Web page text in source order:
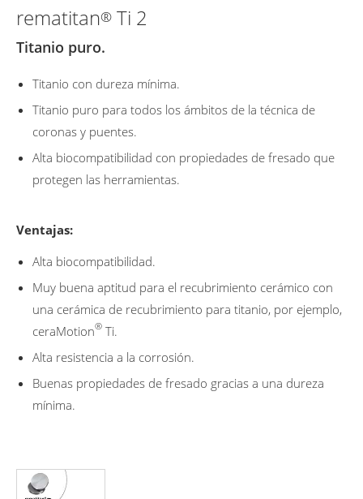
rematitan® Ti 2
Titanio puro.
Titanio con dureza mínima.
Titanio puro para todos los ámbitos de la técnica de
coronas y puentes.
Alta biocompatibilidad con propiedades de fresado que
protegen las herramientas.
Ventajas:
Alta biocompatibilidad.
Muy buena aptitud para el recubrimiento cerámico con
una cerámica de recubrimiento para titanio, por ejemplo,
ceraMotion® Ti.
Alta resistencia a la corrosión.
Buenas propiedades de fresado gracias a una dureza
mínima.